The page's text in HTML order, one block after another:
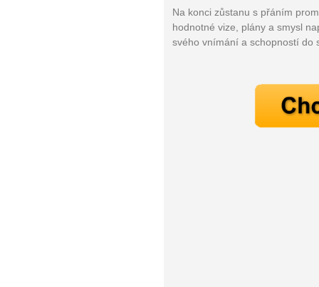
Na konci zůstanu s přáním
hodnotné vize, plány a smysl
svého vnímání a schopností do